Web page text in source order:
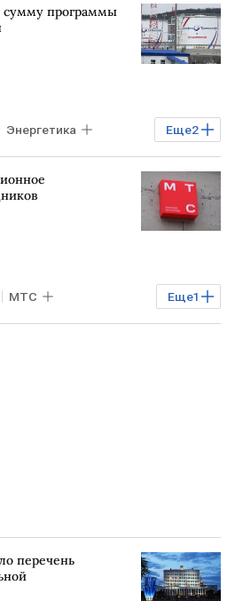
сумму программы
Еще2
Энергетика
Еще1
МТС
перечень